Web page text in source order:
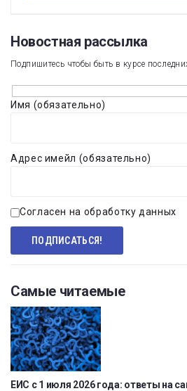
Новостная рассылка​
Подпишитесь чтобы быть в курсе
Имя (обязательно)
Адрес имейл (обязательно)
Согласен на обработку данных
Самые читаемые
ЕИС с 1 июля 2026 года: ответы на